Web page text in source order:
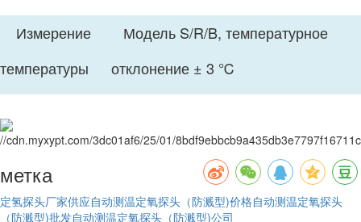
Измерение
температуры
Модель S/R/B, температурное
отклонение ± 3 ℃
метка
定氢探头厂家供应自动测温定氧探头（防溅型)价格自动测温定氧探头
（防溅型)批发自动测温定氧探头（防溅型)公司